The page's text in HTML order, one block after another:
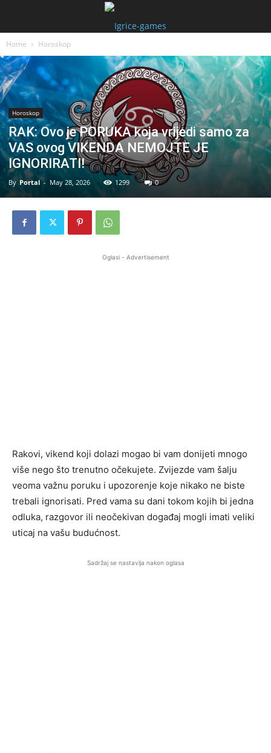
Home Horoskop
Horoskop
RAK: Ovo je PORUKA koja vrijedi samo za
VAS ovog VIKENDA NEMOJTE JE
IGNORIRATI!
By Portal - May 28, 2026 1299 0
Oglasi - Advertisement
Rakovi, vikend koji dolazi mogao bi vam donijeti mnogo
više nego što trenutno očekujete. Zvijezde vam šalju
veoma važnu poruku i upozorenje koje nikako ne biste
trebali ignorisati. Pred vama su dani tokom kojih bi jedna
odluka, razgovor ili neočekivan događaj mogli imati veliki
uticaj na vašu budućnost.
Sadržaj se nastavlja nakon oglasa